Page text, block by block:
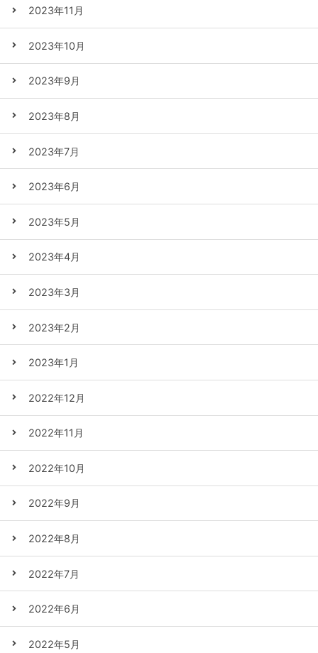
2023年11月
2023年10月
2023年9月
2023年8月
2023年7月
2023年6月
2023年5月
2023年4月
2023年3月
2023年2月
2023年1月
2022年12月
2022年11月
2022年10月
2022年9月
2022年8月
2022年7月
2022年6月
2022年5月